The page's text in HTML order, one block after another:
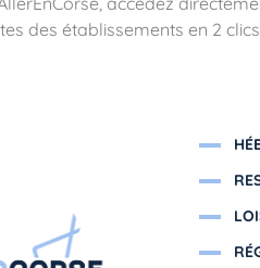
des établissements en 2